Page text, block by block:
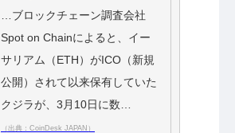
…ブロックチェーン調査会社
Spot on Chainによると、イー
サリアム（ETH）がICO（新規
公開）されて以来保有していた
クジラが、3月10日に数…
（出典：CoinDesk JAPAN）